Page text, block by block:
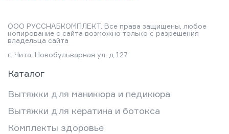
ООО РУССНАБКОМПЛЕКТ. Все права защищены, любое
копирование с сайта возможно только с разрешения
владельца сайта
г. Чита, Новобульварная ул, д.127
Каталог
Вытяжки для маникюра и педикюра
Вытяжки для кератина и ботокса
Комплекты здоровье